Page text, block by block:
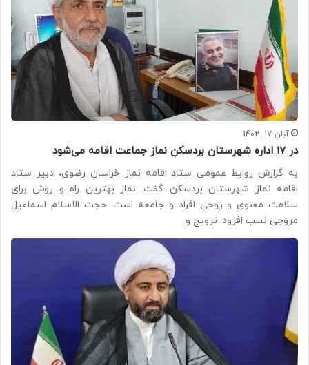
آبان 17, 1402
در ۱۷ اداره شهرستان بردسکن نماز جماعت اقامه می‌شود
به گزارش روابط عمومی ستاد اقامه نماز خراسان رضوی، دبیر ستاد
اقامه نماز شهرستان بردسکن گفت: نماز بهترین راه و روش برای
سلامت معنوی و روحی افراد و جامعه است. حجت الاسلام اسماعیل
مروجی نسب افزود: ترویج و